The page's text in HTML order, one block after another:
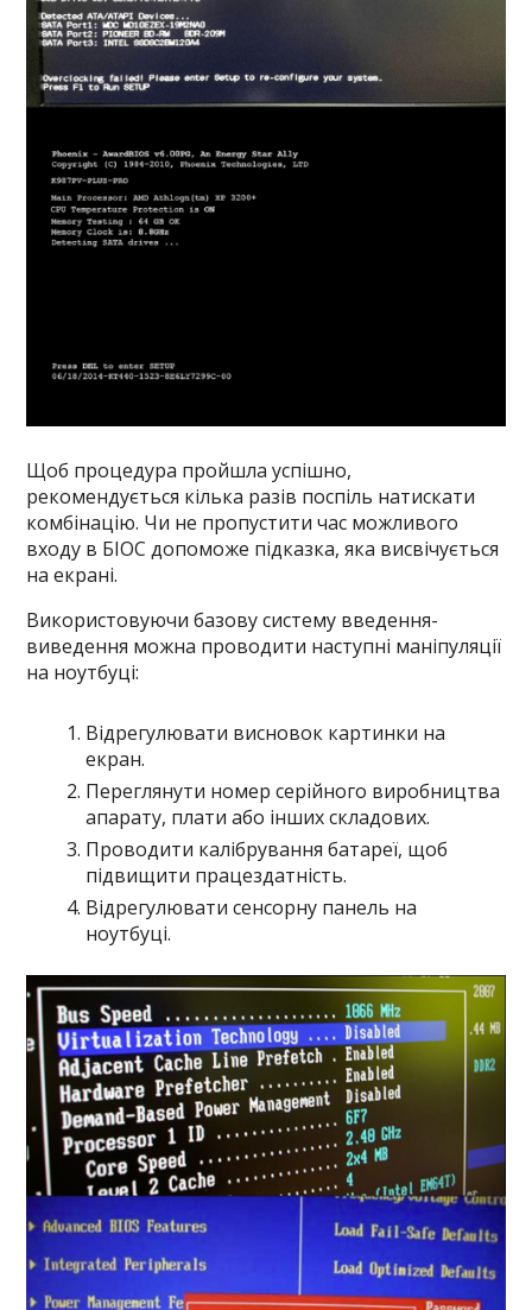
Щоб процедура пройшла успішно,
рекомендується кілька разів поспіль натискати
комбінацію. Чи не пропустити час можливого
входу в БІОС допоможе підказка, яка висвічується
на екрані.
Використовуючи базову систему введення-
виведення можна проводити наступні маніпуляції
на ноутбуці:
Відрегулювати висновок картинки на
екран.
Переглянути номер серійного виробництва
апарату, плати або інших складових.
Проводити калібрування батареї, щоб
підвищити працездатність.
Відрегулювати сенсорну панель на
ноутбуці.